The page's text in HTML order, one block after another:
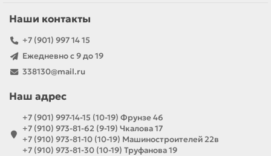
Наши контакты
+7 (901) 997 14 15
Ежедневно с 9 до 19
338130@mail.ru
Наш адрес
+7 (901) 997-14-15 (10-19) Фрунзе 46
+7 (910) 973-81-62 (9-19) Чкалова 17
+7 (910) 973-81-10 (10-19) Машиностроителей 22в
+7 (910) 973-81-30 (10-19) Труфанова 19